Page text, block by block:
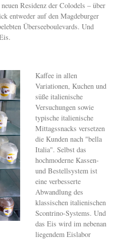
Residenz der Colodels – über
entweder auf den Magdeburger
Überseeboulevards. Und
Kaffee in allen
Variationen, Kuchen und
süße italienische
Versuchungen sowie
typische italienische
Mittagssnacks versetzen
die Kunden nach "bella
Italia". Selbst das
hochmoderne Kassen-
und Bestellsystem ist
eine verbesserte
Abwandlung des
klassischen italienischen
Scontrino-Systems. Und
das Eis wird im nebenan
liegendem Eislabor